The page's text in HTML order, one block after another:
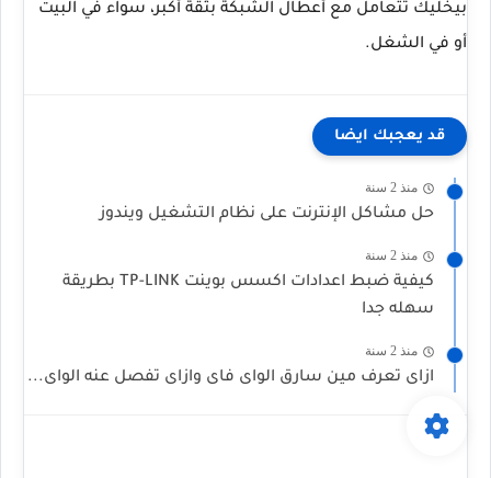
بيخليك تتعامل مع أعطال الشبكة بثقة أكبر، سواء في البيت
أو في الشغل.
قد يعجبك ايضا
منذ 2 سنة
حل مشاكل الإنترنت على نظام التشغيل ويندوز
منذ 2 سنة
كيفية ضبط اعدادات اكسس بوينت TP-LINK بطريقة
سهله جدا
منذ 2 سنة
ازاى تعرف مين سارق الواى فاى وازاى تفصل عنه الواى...